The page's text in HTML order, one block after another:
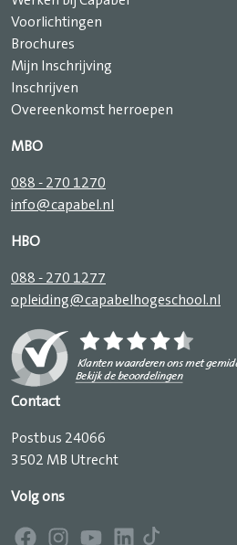
Voorlichtingen
Brochures
Mijn Inschrijving
Inschrijven
Overeenkomst herroepen
MBO
088 - 270 1270
info@capabel.nl
HBO
088 - 270 1277
opleiding@capabelhogeschool.nl
Contact
Postbus 24066
3502 MB Utrecht
Volg ons